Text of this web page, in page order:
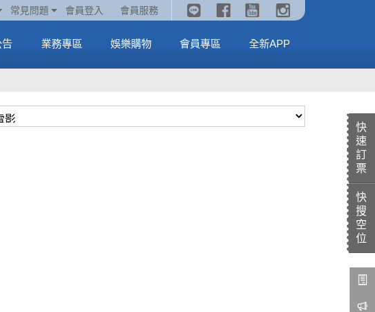
常見問題 會員登入 會員服務
橡樹街
火熱預售中《汪汪隊立大功：恐龍大電影》
影套餐
中
《劇場版吉伊卡哇》🥤威秀獨家電影套餐🥤
全台熱賣中
MORE
告 業務專區 娛樂購物 會員專區 全新APP
快
速
訂
票
快
搜
空
位